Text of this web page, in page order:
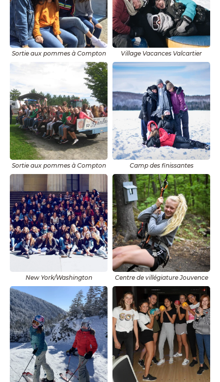
Sortie aux pommes à Compton Village Vacances Valcartier
Sortie aux pommes à Compton Camp des finissantes
New York/Washington Centre de villégiature Jouvence